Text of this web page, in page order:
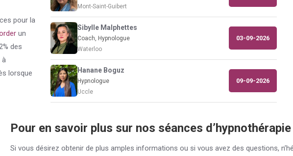
pour la
un
des
à
lorsque
Mont-Saint-Guibert
Sibylle Malphettes
Coach, Hypnologue
Waterloo
03-09-2026
Hanane Boguz
Hypnologue
Uccle
09-09-2026
Pour en savoir plus sur nos séances
Si vous désirez obtenir de plus amples informations ou si vous avez des questions,